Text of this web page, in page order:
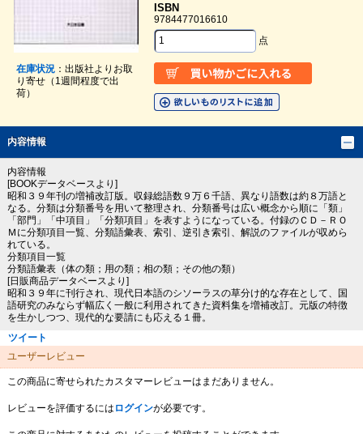
在庫状況：出版社よりお取
り寄せ（1週間程度で出
荷）
ISBN
9784477016610
点
内容情報
内容情報
[BOOKデータベースより]
昭和３９年刊の増補改訂版。収録総語数９万６千語、異なり語数は約８万語と
なる。分類は分類番号を用いて整理され、分類番号は広い概念から順に「類」
「部門」「中項目」「分類項目」を表すようになっている。付録のＣＤ－ＲＯ
Ｍに分類項目一覧、分類語彙表、索引、逆引き索引、解説のファイルが収めら
れている。
分類項目一覧
分類語彙表（体の類；用の類；相の類；その他の類）
[日販商品データベースより]
昭和３９年に刊行され、現代日本語のシソーラスの草分け的な存在として、国
語研究のみならず幅広く一般に利用されてきた資料集を増補改訂。元版の特徴
を生かしつつ、現代的な要請にも応える１冊。
ツイート
ユーザーレビュー
この商品に寄せられたカスタマーレビューはまだありません。
レビューを評価するには ログインが必要です。